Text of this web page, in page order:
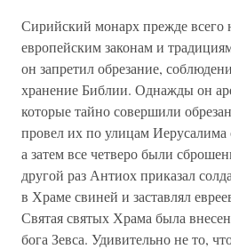
Сирийский монарх прежде всего
европейским законам и
он запретил обрезание,
хранение Библии. Однажды он
которые тайно совершили
провел их по улицам
а затем все четверо были
другой раз Антиох приказал
в Храме свиней и заставлял
Святая святых Храма была
бога Зевса. Удивительно не то,